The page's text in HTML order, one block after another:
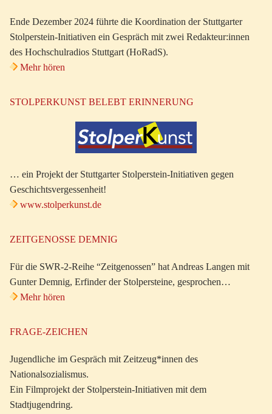
Ende Dezember 2024 führte die Koordination der Stuttgarter
Stolperstein-Initiativen ein Gespräch mit zwei Redakteur:innen
des Hochschulradios Stuttgart (HoRadS).
Mehr hören
STOLPERKUNST BELEBT ERINNERUNG
… ein Projekt der Stuttgarter Stolperstein-Initiativen gegen
Geschichtsvergessenheit!
www.stolperkunst.de
ZEITGENOSSE DEMNIG
Für die SWR-2-Reihe “Zeitgenossen” hat Andreas Langen mit
Gunter Demnig, Erfinder der Stolpersteine, gesprochen…
Mehr hören
FRAGE-ZEICHEN
Jugendliche im Gespräch mit Zeitzeug*innen des
Nationalsozialismus.
Ein Filmprojekt der Stolperstein-Initiativen mit dem
Stadtjugendring.